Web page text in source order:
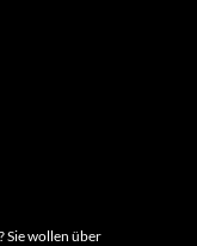
Sie wollen über